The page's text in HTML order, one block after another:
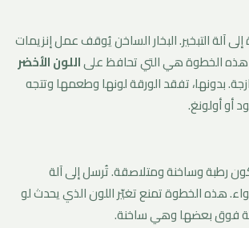
آلة التبخير. البخار الساخن يُوقف عمل إنزيمات
هذه الخطوة هي التي تحافظ علىاللون الأخضر
بدونها، تفقد الورقة لونها وطعمها وتتجه
أو أولونغ.
تكون رطبة وساخنة ومتلاصقة. تُرسل إلى آلة
هذه الخطوة تمنع تغيّر اللون الذي يحدث لو
فوق بعضها وهي ساخنة.